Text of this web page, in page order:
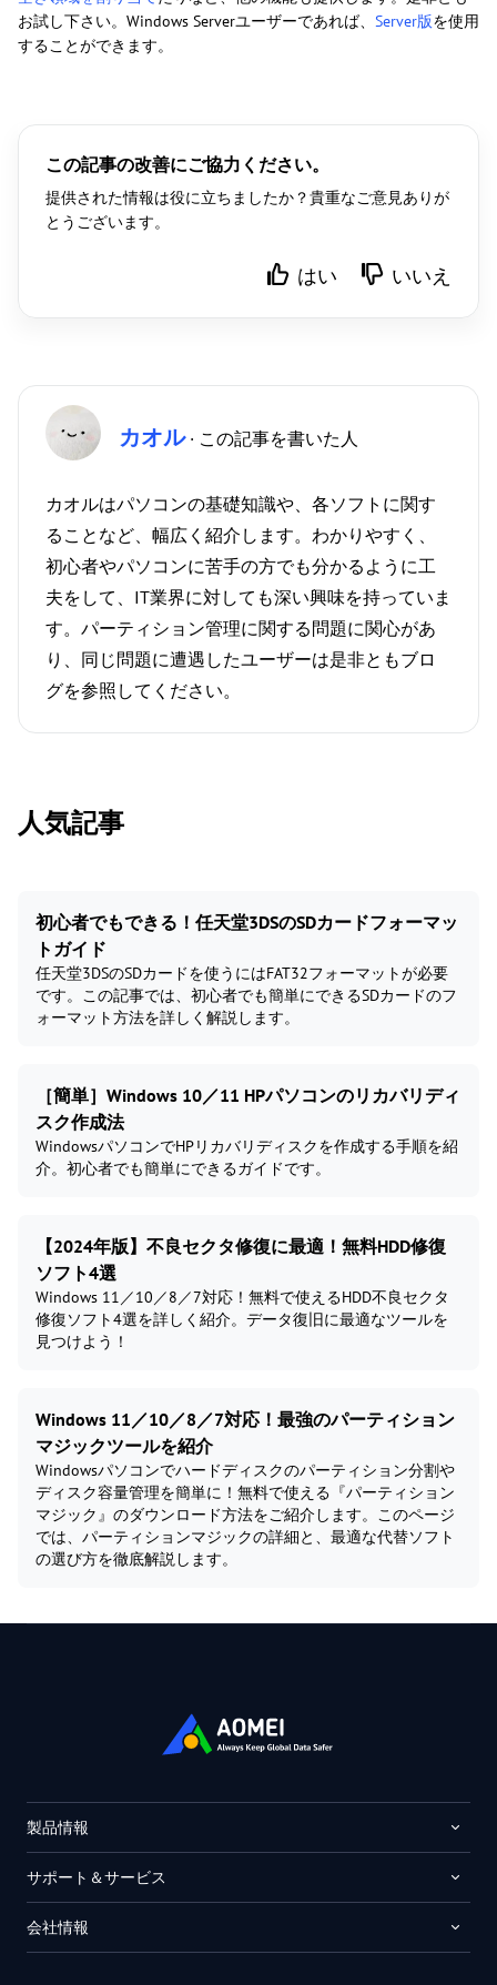
お試し下さい。Windows Serverユーザーであれば、 Server版を使用
することができます。
この記事の改善にご協力ください。
提供された情報は役に立ちましたか？貴重なご意見ありが
とうございます。
はい いいえ
カオル· この記事を書いた人
カオルはパソコンの基礎知識や、各ソフトに関す
ることなど、幅広く紹介します。わかりやすく、
初心者やパソコンに苦手の方でも分かるように工
夫をして、IT業界に対しても深い興味を持っていま
す。パーティション管理に関する問題に関心があ
り、同じ問題に遭遇したユーザーは是非ともブロ
グを参照してください。
人気記事
初心者でもできる！任天堂3DSのSDカードフォーマッ
トガイド
任天堂3DSのSDカードを使うにはFAT32フォーマットが必要
です。この記事では、初心者でも簡単にできるSDカードのフ
ォーマット方法を詳しく解説します。
［簡単］Windows 10／11 HPパソコンのリカバリディ
スク作成法
WindowsパソコンでHPリカバリディスクを作成する手順を紹
介。初心者でも簡単にできるガイドです。
【2024年版】不良セクタ修復に最適！無料HDD修復
ソフト4選
Windows 11／10／8／7対応！無料で使えるHDD不良セクタ
修復ソフト4選を詳しく紹介。データ復旧に最適なツールを
見つけよう！
Windows 11／10／8／7対応！最強のパーティション
マジックツールを紹介
Windowsパソコンでハードディスクのパーティション分割や
ディスク容量管理を簡単に！無料で使える『パーティション
マジック』のダウンロード方法をご紹介します。このページ
では、パーティションマジックの詳細と、最適な代替ソフト
の選び方を徹底解説します。
製品情報
サポート＆サービス
会社情報